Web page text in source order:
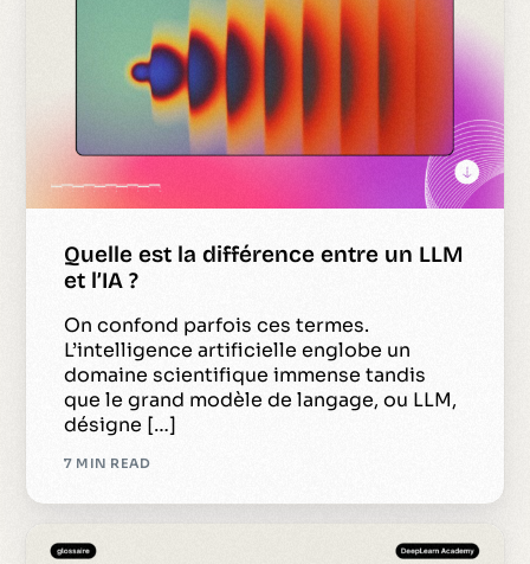
Quelle est la différence entre un LLM
et l’IA ?
On confond parfois ces termes.
L’intelligence artificielle englobe un
domaine scientifique immense tandis
que le grand modèle de langage, ou LLM,
désigne […]
7 MIN READ